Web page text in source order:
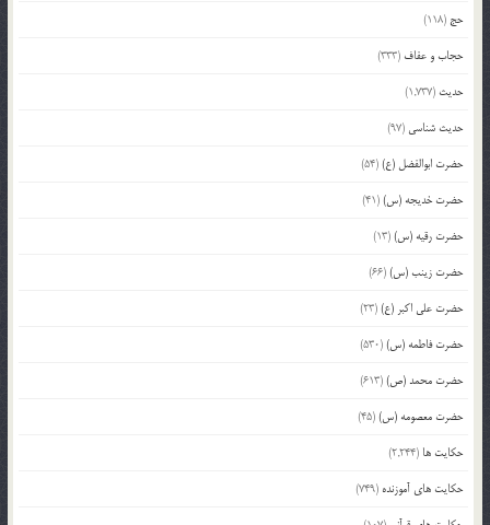
حج (118)
حجاب و عفاف (333)
حدیث (1,737)
حدیث شناسی (97)
حضرت ابوالفضل (ع)(54)
حضرت خدیجه (س)(41)
حضرت رقیه (س)(13)
حضرت زینب (س)(66)
حضرت علی اکبر (ع)(23)
حضرت فاطمه (س)(530)
حضرت محمد (ص)(613)
حضرت معصومه (س)(45)
حکایت ها (2,244)
حکایت های آموزنده (749)